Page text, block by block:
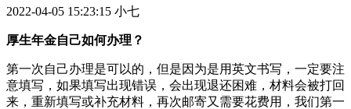
2022-04-05 15:23:15 小七
厚生年金自己如何办理？
第一次自己办理是可以的，但是因为是用英文书写，一定要注
意填写，如果填写出现错误，会出现退还困难，材料会被打回
来，重新填写或补充材料，再次邮寄又需要花费用，我们第一